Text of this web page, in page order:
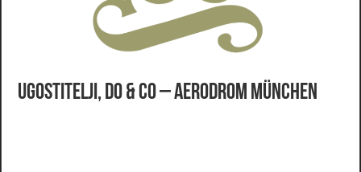
Ugostitelji, DO & CO – Aerodrom München